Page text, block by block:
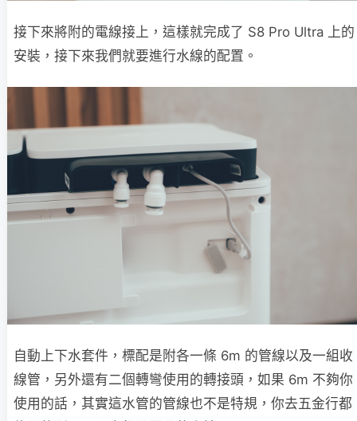
接下來將附的電線接上，這樣就完成了 S8 Pro Ultra 上的
安裝，接下來我們就要進行水線的配置。
自動上下水套件，標配是附各一條 6m 的管線以及一組收
線管，另外還有二個轉彎使用的轉接頭，如果 6m 不夠你
使用的話，其實這水管的管線也不是特規，你去五金行都